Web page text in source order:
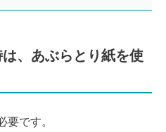
、あぶらとり紙を使
要です。